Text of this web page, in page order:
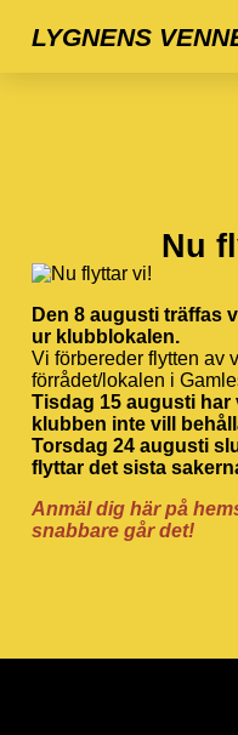
LYGNENS
Nu
Den 8 augusti träffas
ur klubblokalen.
Vi förbereder flytten av
förrådet/lokalen i
Tisdag 15 augusti
klubben inte vill
Torsdag 24 augusti
flyttar det sista
Anmäl dig här på
snabbare går det!